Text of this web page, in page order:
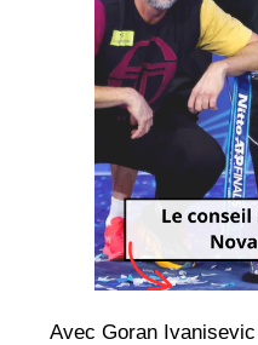
Avec Goran